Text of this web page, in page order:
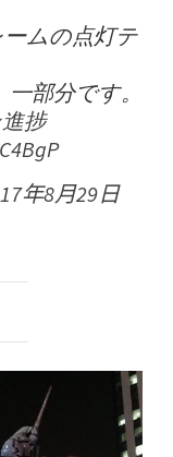
ムの点灯テ
部分です。
捗
年8月29日